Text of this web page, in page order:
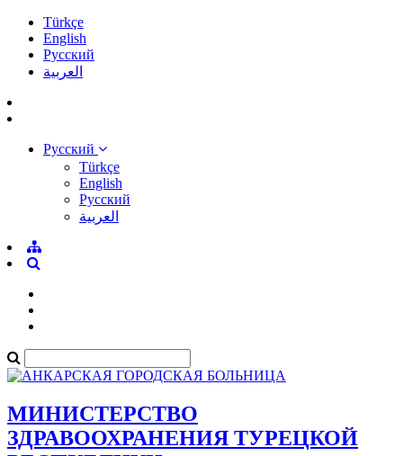
Türkçe
English
Pусский
العربية
Pусский
Türkçe
English
Pусский
العربية
МИНИСТЕРСТВО
ЗДРАВООХРАНЕНИЯ ТУРЕЦКОЙ